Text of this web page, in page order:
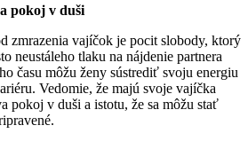
pokoj v duši
zmrazenia vajíčok je pocit slobody, ktorý
neustáleho tlaku na nájdenie partnera
času môžu ženy sústrediť svoju energiu
Vedomie, že majú svoje vajíčka
pokoj v duši a istotu, že sa môžu stať